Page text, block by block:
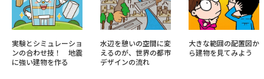
実験とシミュレーショ
ンの合わせ技！ 地震
に強い建物を作る
水辺を憩いの空間に変
えるのが、世界の都市
デザインの流れ
大きな範囲の配置図か
ら建物を見てみよう